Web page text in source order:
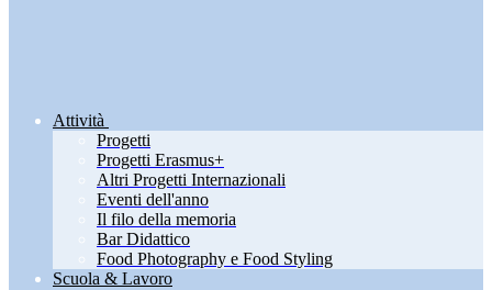
Attività
Progetti
Progetti Erasmus+
Altri Progetti Internazionali
Eventi dell'anno
Il filo della memoria
Bar Didattico
Food Photography e Food Styling
Scuola & Lavoro